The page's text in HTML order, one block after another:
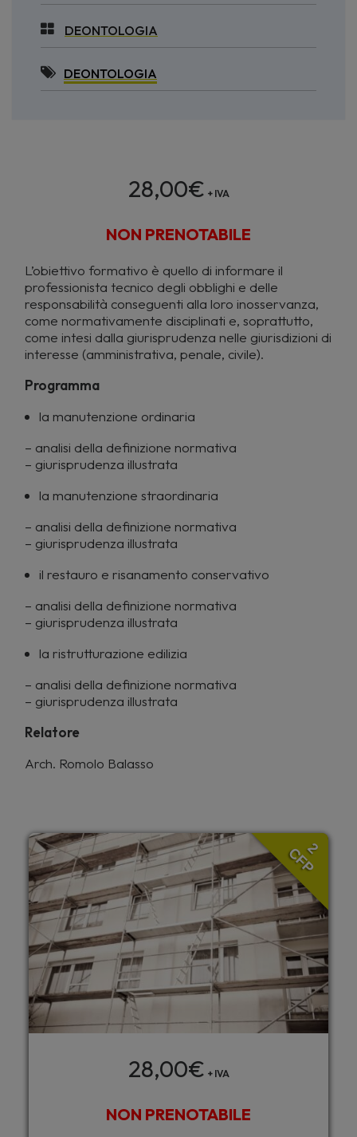
DEONTOLOGIA
DEONTOLOGIA
28,00€ + IVA
NON PRENOTABILE
L’obiettivo formativo è quello di informare il
professionista tecnico degli obblighi e delle
responsabilità conseguenti alla loro inosservanza,
come normativamente disciplinati e, soprattutto,
come intesi dalla giurisprudenza nelle giurisdizioni di
interesse (amministrativa, penale, civile).
Programma
la manutenzione ordinaria
– analisi della definizione normativa
– giurisprudenza illustrata
la manutenzione straordinaria
– analisi della definizione normativa
– giurisprudenza illustrata
il restauro e risanamento conservativo
– analisi della definizione normativa
– giurisprudenza illustrata
la ristrutturazione edilizia
– analisi della definizione normativa
– giurisprudenza illustrata
Relatore
Arch. Romolo Balasso
2
CFP
28,00€ + IVA
NON PRENOTABILE